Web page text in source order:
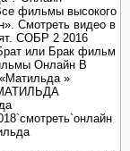
фильмы высокого
Смотреть видео в
СОБР 2 2016
или Брак фильм
Онлайн В
»
МАТИЛЬДА